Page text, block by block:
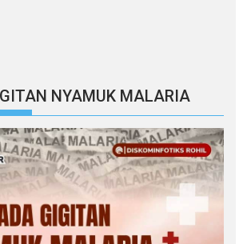
NYAMUK MALARIA